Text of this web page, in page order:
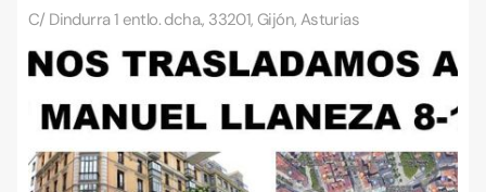
C/ Dindurra 1 entlo. dcha., 33201, Gijón, Asturias